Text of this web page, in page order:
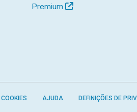
Premium
AJUDA DEFINIÇÕES DE